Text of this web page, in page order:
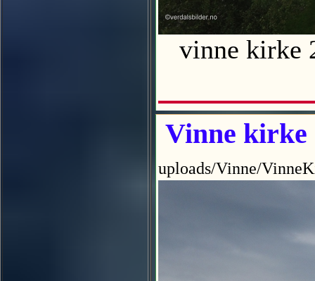
vinne kirke
Vinne kirke
uploads/Vinne/